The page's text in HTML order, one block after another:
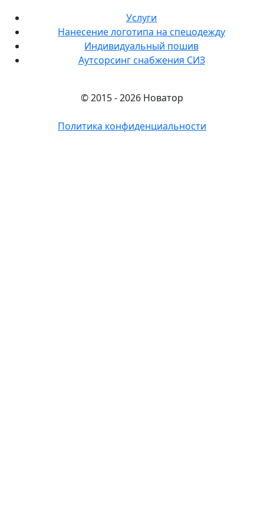
Услуги
Нанесение логотипа на спецодежду
Индивидуальный пошив
Аутсорсинг снабжения СИЗ
© 2015 - 2026 Новатор
Политика конфиденциальности